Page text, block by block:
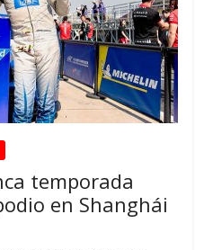
temporada
en Shanghái